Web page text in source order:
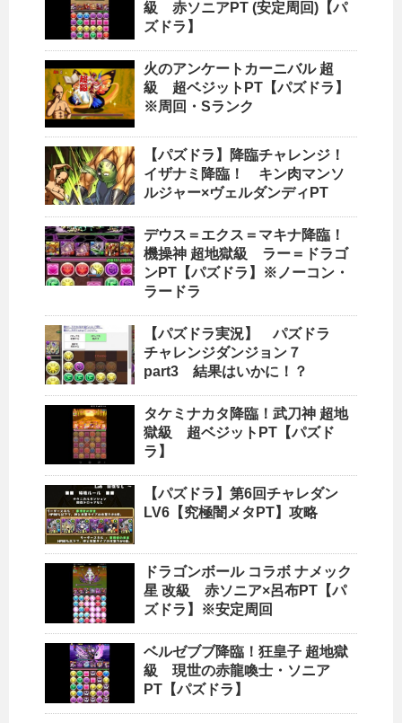
級 赤ソニアPT (安定周回)【パ
ズドラ】
火のアンケートカーニバル 超
級 超ベジットPT【パズドラ】
※周回・Sランク
【パズドラ】降臨チャレンジ！
イザナミ降臨！ キン肉マンソ
ルジャー×ヴェルダンディPT
デウス＝エクス＝マキナ降臨！
機操神 超地獄級 ラー＝ドラゴ
ンPT【パズドラ】※ノーコン・
ラードラ
【パズドラ実況】 パズドラ
チャレンジダンジョン７
part3 結果はいかに！？
タケミナカタ降臨！武刀神 超地
獄級 超ベジットPT【パズド
ラ】
【パズドラ】第6回チャレダン
LV6【究極闇メタPT】攻略
ドラゴンボール コラボ ナメック
星 改級 赤ソニア×呂布PT【パ
ズドラ】※安定周回
ベルゼブブ降臨！狂皇子 超地獄
級 現世の赤龍喚士・ソニア
PT【パズドラ】